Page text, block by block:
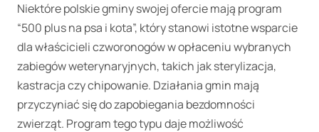
Niektóre polskie gminy swojej ofercie mają program
“500 plus na psa i kota”, który stanowi istotne wsparcie
dla właścicieli czworonogów w opłaceniu wybranych
zabiegów weterynaryjnych, takich jak sterylizacja,
kastracja czy chipowanie. Działania gmin mają
przyczyniać się do zapobiegania bezdomności
zwierząt. Program tego typu daje możliwość